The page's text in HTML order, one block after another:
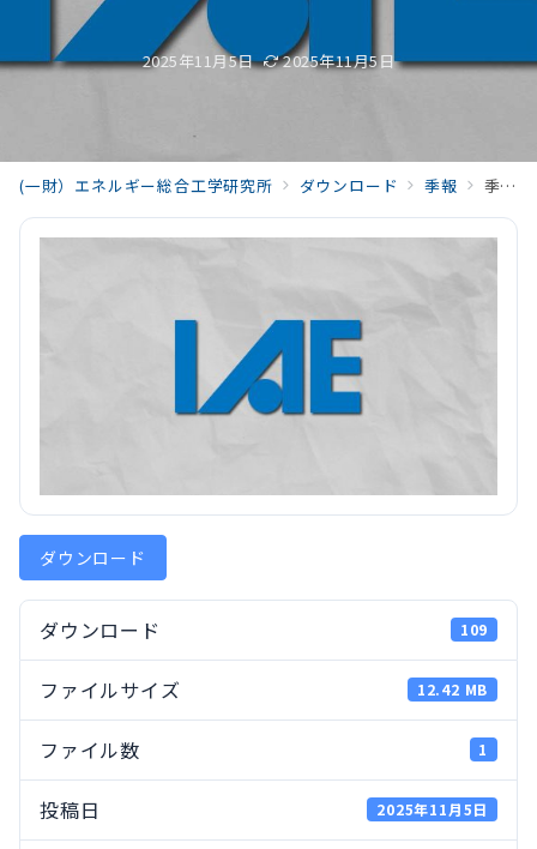
2025年11月5日 2025年11月5日
(一財）エネルギー総合工学研究所 ダウンロード 季報 季報48－2【座談会】バイオマスエネルギー～原料ポテンシャルの課題と展望〜01_discussion_202507_Vol48_No2
ダウンロード
ダウンロード 109
ファイルサイズ 12.42 MB
ファイル数 1
投稿日 2025年11月5日